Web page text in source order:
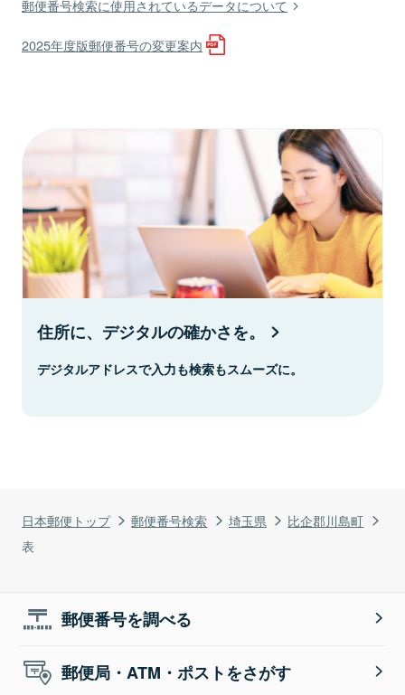
日本郵便トップ 郵便番号検索 埼玉県
比企郡川島町
表
郵便番号検索に使用されているデータについて
2025年度版郵便番号の変更案内
住所に、デジタルの確かさを。
デジタルアドレスで入力も検索もスムーズに。
郵便番号を調べる
郵便局・ATM・ポストをさがす